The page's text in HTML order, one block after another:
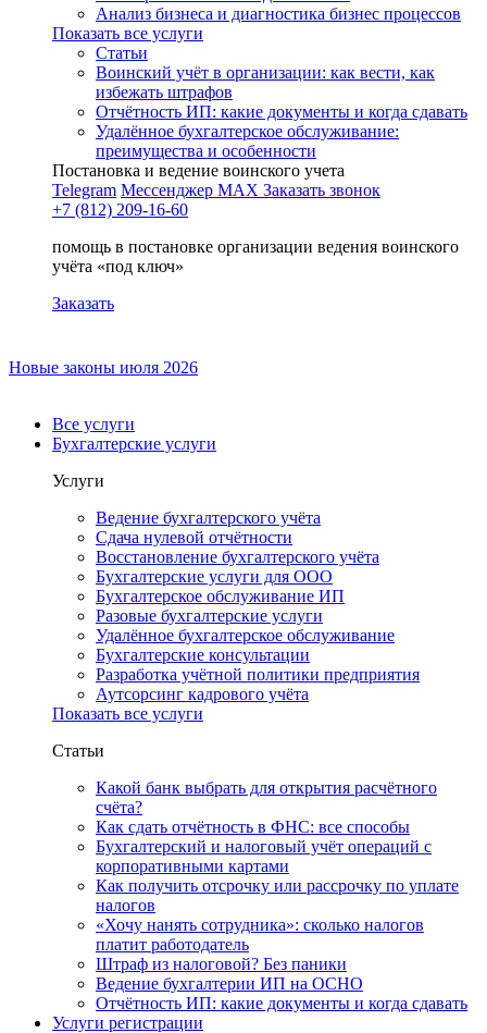
Анализ бизнеса и диагностика бизнес процессов
Показать все услуги
Статьи
Воинский учёт в организации: как вести, как
избежать штрафов
Отчётность ИП: какие документы и когда сдавать
Удалённое бухгалтерское обслуживание:
преимущества и особенности
Постановка и ведение воинского учета
Telegram Мессенджер MAX Заказать звонок
+7 (812) 209-16-60
помощь в постановке организации ведения воинского
учёта «под ключ»
Заказать
Новые законы июля 2026
Все услуги
Бухгалтерские услуги
Услуги
Ведение бухгалтерского учёта
Сдача нулевой отчётности
Восстановление бухгалтерского учёта
Бухгалтерские услуги для ООО
Бухгалтерское обслуживание ИП
Разовые бухгалтерские услуги
Удалённое бухгалтерское обслуживание
Бухгалтерские консультации
Разработка учётной политики предприятия
Аутсорсинг кадрового учёта
Показать все услуги
Статьи
Какой банк выбрать для открытия расчётного
счёта?
Как сдать отчётность в ФНС: все способы
Бухгалтерский и налоговый учёт операций с
корпоративными картами
Как получить отсрочку или рассрочку по уплате
налогов
«Хочу нанять сотрудника»: сколько налогов
платит работодатель
Штраф из налоговой? Без паники
Ведение бухгалтерии ИП на ОСНО
Отчётность ИП: какие документы и когда сдавать
Услуги регистрации